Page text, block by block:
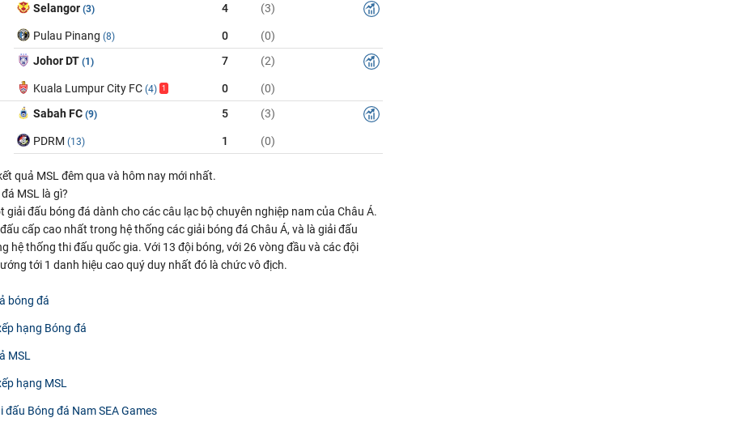
Selangor (3) 4 (3)
Pulau Pinang (8) 0 (0)
Johor DT (1) 7 (2)
Kuala Lumpur City FC (4) 1 0 (0)
Sabah FC (9) 5 (3)
PDRM (13) 1 (0)
quả MSL đêm qua và hôm nay mới nhất.
MSL là gì?
giải đấu bóng đá dành cho các câu lạc bộ chuyên nghiệp nam của Châu Á.
cấp cao nhất trong hệ thống các giải bóng đá Châu Á, và là giải đấu
hệ thống thi đấu quốc gia. Với 13 đội bóng, với 26 vòng đầu và các đội
tới 1 danh hiệu cao quý duy nhất đó là chức vô địch.
bóng đá
hạng Bóng đá
MSL
hạng MSL
đấu Bóng đá Nam SEA Games